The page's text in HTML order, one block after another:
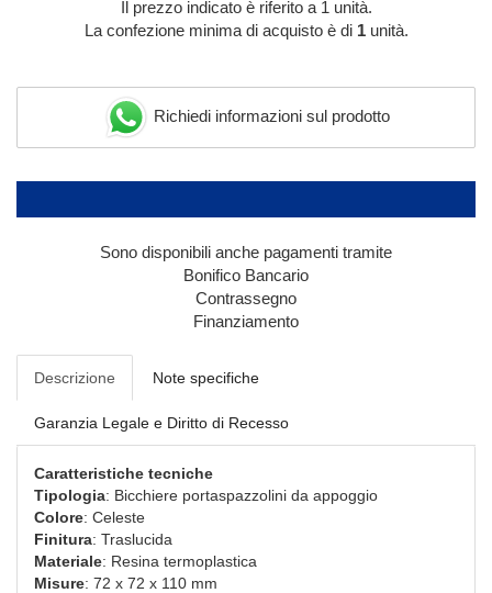
Il prezzo indicato è riferito a 1 unità.
La confezione minima di acquisto è di 1unità.
Richiedi informazioni sul prodotto
Sono disponibili anche pagamenti tramite
Bonifico Bancario
Contrassegno
Finanziamento
Descrizione Note specifiche
Garanzia Legale e Diritto di Recesso
Caratteristiche tecniche
Tipologia: Bicchiere portaspazzolini da appoggio
Colore: Celeste
Finitura: Traslucida
Materiale: Resina termoplastica
Misure: 72 x 72 x 110 mm